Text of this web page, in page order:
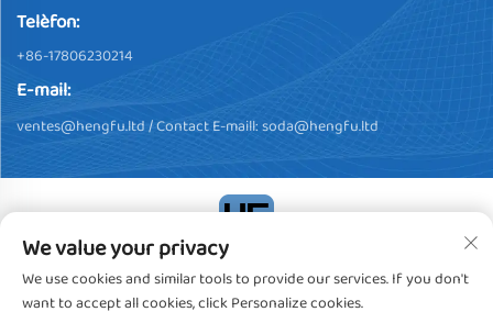
Telèfon:
+86-17806230214
E-mail:
ventes@hengfu.ltd/ Contact E-maill:soda@hengfu.ltd
Drets d'autor © 2024, Dongguan Hengfu Plastic Products Co., Ltd.
Tots els drets reservatsPolítica de privacitat
We value your privacy
We use cookies and similar tools to provide our services. If you don't
want to accept all cookies, click Personalize cookies.